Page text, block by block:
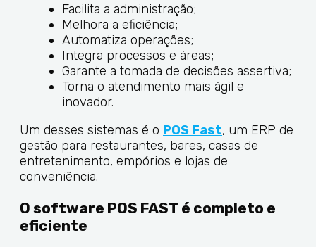
Facilita a administração;
Melhora a eficiência;
Automatiza operações;
Integra processos e áreas;
Garante a tomada de decisões assertiva;
Torna o atendimento mais ágil e
inovador.
Um desses sistemas é o POS Fast, um ERP de
gestão para restaurantes, bares, casas de
entretenimento, empórios e lojas de
conveniência.
O software POS FAST é completo e
eficiente